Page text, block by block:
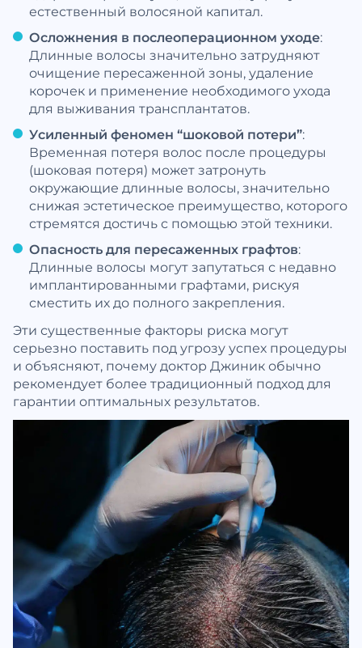
естественный волосяной капитал.
Осложнения в послеоперационном уходе:
Длинные волосы значительно затрудняют
очищение пересаженной зоны, удаление
корочек и применение необходимого ухода
для выживания трансплантатов.
Усиленный феномен “шоковой потери”:
Временная потеря волос после процедуры
(шоковая потеря) может затронуть
окружающие длинные волосы, значительно
снижая эстетическое преимущество, которого
стремятся достичь с помощью этой техники.
Опасность для пересаженных графтов:
Длинные волосы могут запутаться с недавно
имплантированными графтами, рискуя
сместить их до полного закрепления.
Эти существенные факторы риска могут
серьезно поставить под угрозу успех процедуры
и объясняют, почему доктор Джиник обычно
рекомендует более традиционный подход для
гарантии оптимальных результатов.